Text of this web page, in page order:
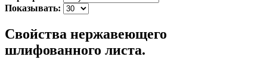
Показывать:
Свойства нержавеющего
шлифованного листа.